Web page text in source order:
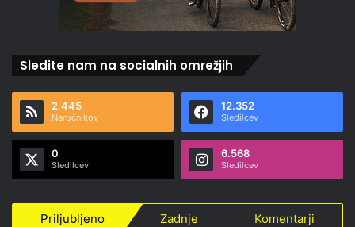
Sledite nam na socialnih omrežjih
2.445
Naročnikov
12.352
Sledilcev
0
Sledilcev
6.568
Sledilcev
Priljubljeno Zadnje Komentarji